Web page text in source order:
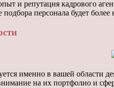
и репутация кадрового
персонала будет
именно в вашей области
на их портфолио и